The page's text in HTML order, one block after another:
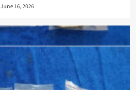
June 16, 2026